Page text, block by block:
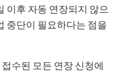
이후 자동 연장되지 않으
중단이 필요하다는 점을
수된 모든 연장 신청에